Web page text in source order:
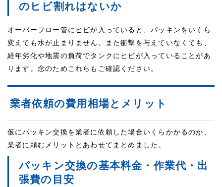
のヒビ割れはないか
オーバーフロー管にヒビが入っていると、パッキンをいくら
変えても水が止まりません。また衝撃を与えていなくても、
経年劣化や地震の負荷でタンクにヒビが入っていることがあ
ります。念のためこれらもご確認ください。
業者依頼の費用相場とメリット
仮にパッキン交換を業者に依頼した場合いくらかかるのか、
業者に頼むメリットとあわせてまとめました。
パッキン交換の基本料金・作業代・出
張費の目安